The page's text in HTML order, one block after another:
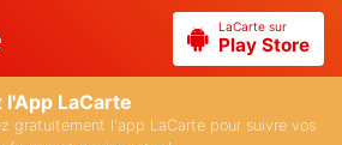
LaCarte sur
Play Store
l'App LaCarte
gratuitement l'app LaCarte pour suivre vos